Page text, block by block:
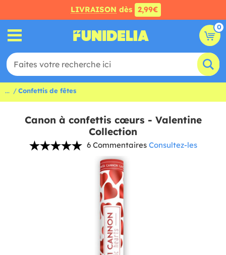
LIVRAISON dès 2,99€
0
... Confettis de fêtes
Canon à confettis cœurs - Valentine
Collection
6 Commentaires Consultez-les